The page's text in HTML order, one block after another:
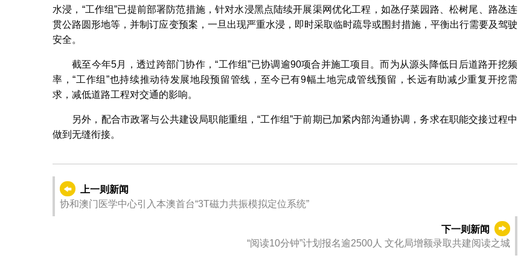
水浸，“工作组”已提前部署防范措施，针对水浸黑点陆续开展渠网优化工程，如氹仔菜园路、松树尾、路氹连
贯公路圆形地等，并制订应变预案，一旦出现严重水浸，即时采取临时疏导或围封措施，平衡出行需要及驾驶
安全。
截至今年5月，透过跨部门协作，“工作组”已协调逾90项合并施工项目。而为从源头降低日后道路开挖频
率，“工作组”也持续推动待发展地段预留管线，至今已有9幅土地完成管线预留，长远有助减少重复开挖需
求，减低道路工程对交通的影响。
另外，配合市政署与公共建设局职能重组，“工作组”于前期已加紧内部沟通协调，务求在职能交接过程中
做到无缝衔接。
上一则新闻
协和澳门医学中心引入本澳首台“3T磁力共振模拟定位系统”
下一则新闻
“阅读10分钟”计划报名逾2500人 文化局增额录取共建阅读之城